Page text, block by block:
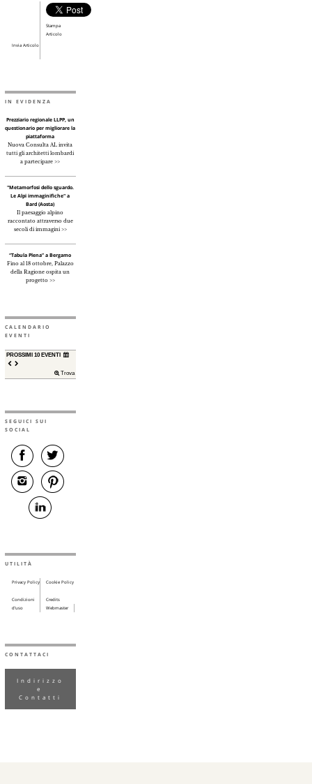
Stampa
Articolo
Invia Articolo
IN EVIDENZA
Prezziario regionale LLPP, un
questionario per migliorare la
piattaforma
Nuova Consulta AL invita
tutti gli architetti lombardi
a partecipare >>
"Metamorfosi dello sguardo.
Le Alpi immaginifiche" a
Bard (Aosta)
Il paesaggio alpino
raccontato attraverso due
secoli di immagini >>
“Tabula Plena” a Bergamo
Fino al 18 ottobre, Palazzo
della Ragione ospita un
progetto >>
CALENDARIO
EVENTI
PROSSIMI 10 EVENTI
Trova
SEGUICI SUI
SOCIAL
UTILITÀ
Privacy Policy Cookie Policy
Condizioni
d’uso
Credits
Webmaster
CONTATTACI
Indirizzo
e
Contatti